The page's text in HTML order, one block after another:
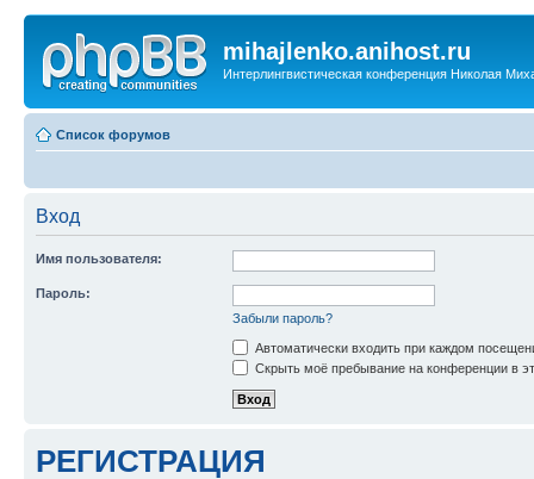
mihajlenko.anihost.ru
Интерлингвистическая конференция Николая
Список форумов
Вход
Имя пользователя:
Пароль:
Забыли пароль?
Автоматически входить при каждом
Скрыть моё пребывание на конференции в
РЕГИСТРАЦИЯ